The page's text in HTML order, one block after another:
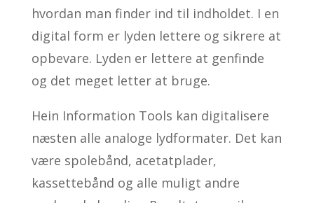
hvordan man finder ind til indholdet. I en
digital form er lyden lettere og sikrere at
opbevare. Lyden er lettere at genfinde
og det meget letter at bruge.
Hein Information Tools kan digitalisere
næsten alle analoge lydformater. Det kan
være spolebånd, acetatplader,
kassettebånd og alle muligt andre